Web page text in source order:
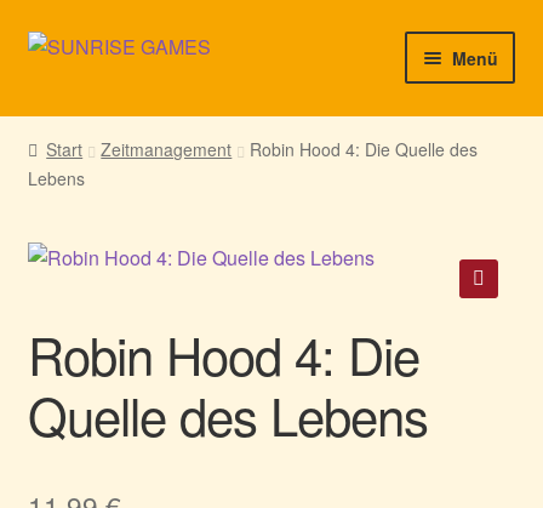
Zur
Zum
Menü
► Startseite
► Neuigkeiten von uns
► Support/Hilfe
Start Zeitmanagement
Robin Hood 4: Die Quelle des
Lebens
Robin Hood 4: Die
Quelle des Lebens